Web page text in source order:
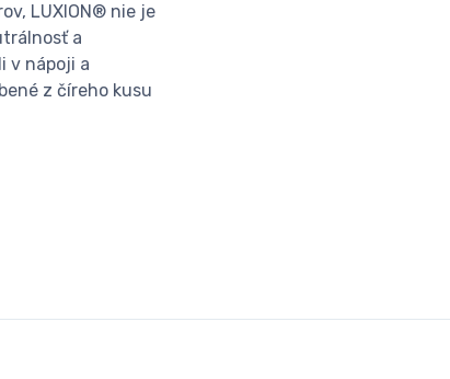
LUXION® nie je
a
v nápoji a
z číreho kusu